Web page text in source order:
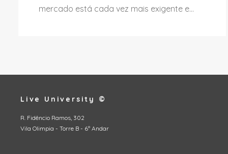
mercado está cada vez mais exigente e...
Live University ©
R. Fidêncio Ramos, 302
Vila Olimpia - Torre B - 6º Andar